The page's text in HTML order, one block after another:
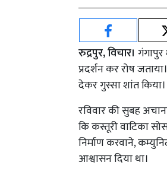
रुद्रपुर, विचार।
प्रदर्शन कर रोष
देकर गुस्सा शांत
रविवार की सुबह
कि कस्तूरी वाटिका
निर्माण करवाने,
आश्वासन दिया था।